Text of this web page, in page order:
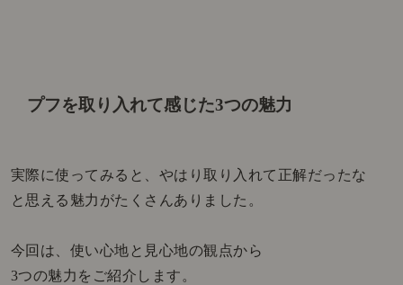
プフを取り入れて感じた3つの魅力
実際に使ってみると、やはり取り入れて正解だったな
と思える魅力がたくさんありました。
今回は、使い心地と見心地の観点から
3つの魅力をご紹介します。